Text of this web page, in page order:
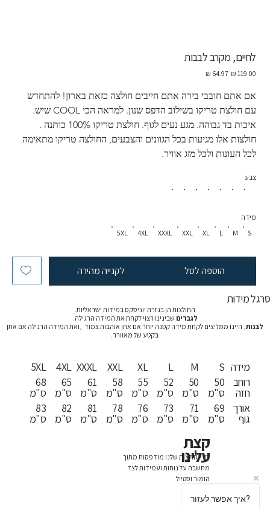
לחיים, מקרב לבבות
מחיר
מחיר
‏64.97 ‏₪
אם אתם חובבי בירה אתם חייבים חולצה כזאת בארון! להתחדש
עם חולצת טריקו בשילוב הדפס שנון. למראה הכי COOL שיש.
איכות בד גבוהה. מגע נעים לגוף. חולצת טריקו 100% כותנה .
חולצות אלו מגיעות בכל הגוונים והצבעים, החולצה טריקו מתאימה
לכל העונות ולכל מזג אוויר.
צבע
S
M
L
XL
XXL
XXXL
4XL
5XL
מידה
הוספה לסל לקנייה מהירה
סרגל מידות
החולצות הן בגזרת יוניסקס במידות ישראליות.
לגברים שבינינו רצוי לקחת את המידה הרגילה.
לבנות, היינו ממליצים לקחת מידה קטנה יותר אם אתן אוהבות צמוד ,ואת המידה הרגילה אם אתן
בקטע של מאוורר.
5XL
68
ס"מ
83
ס"מ
4XL
65
ס"מ
82
ס"מ
XXXL
61
ס"מ
81
ס"מ
XXL
58
ס"מ
78
ס"מ
XL
55
ס"מ
76
ס"מ
L
52
ס"מ
73
ס"מ
M
50
ס"מ
71
ס"מ
S
50
ס"מ
69
ס"מ
מידה
רוחב
חזה
אורך
גוף
כל החולצות שלנו מודפסות מתוך
מחשבה על נוחות ועמידות לצד
הומור וסטייל
קצת
עלינו
איך אפשר לעזור?